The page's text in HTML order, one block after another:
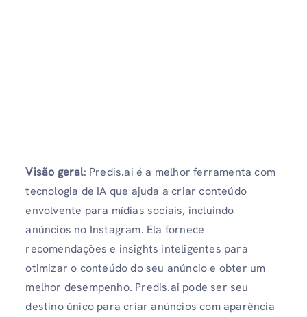
Visão geral: Predis.ai é a melhor ferramenta com
tecnologia de IA que ajuda a criar conteúdo
envolvente para mídias sociais, incluindo
anúncios no Instagram. Ela fornece
recomendações e insights inteligentes para
otimizar o conteúdo do seu anúncio e obter um
melhor desempenho. Predis.ai pode ser seu
destino único para criar anúncios com aparência